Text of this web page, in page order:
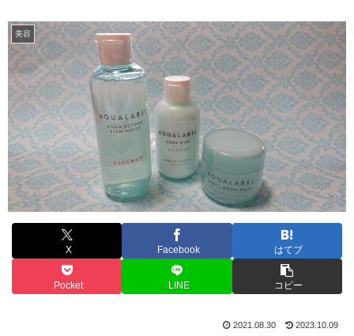
美容
X Facebook はてブ
Pocket LINE コピー
2021.08.30 2023.10.09